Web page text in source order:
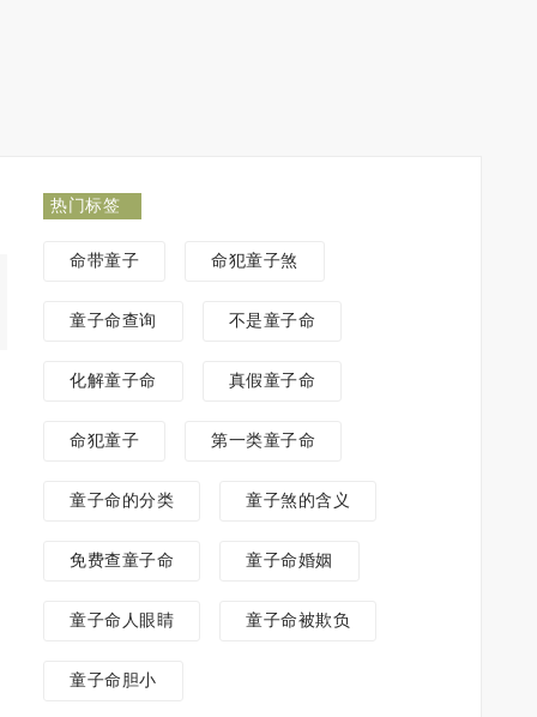
热门标签
命带童子 命犯童子煞
童子命查询 不是童子命
化解童子命 真假童子命
命犯童子 第一类童子命
童子命的分类 童子煞的含义
免费查童子命 童子命婚姻
童子命人眼睛 童子命被欺负
童子命胆小